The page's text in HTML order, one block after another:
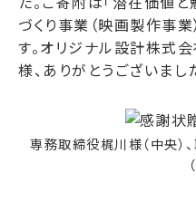
づくり事業（映画製作事
す。オリジナル設計株式
様、ありがとうございまし
専務取締役梶川様（中央）